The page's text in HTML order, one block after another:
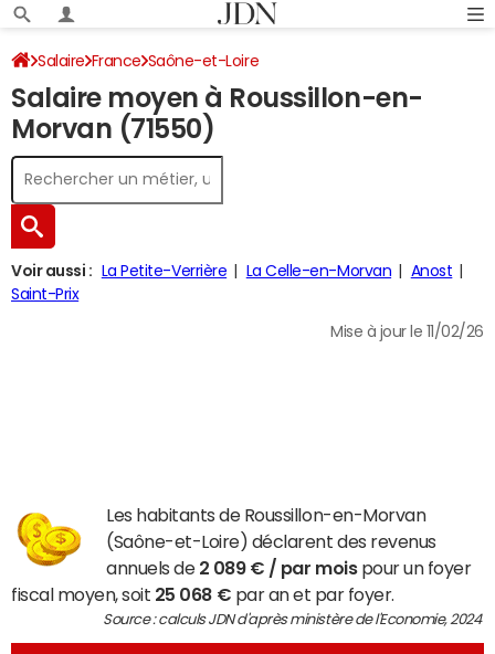
Salaire France Saône-et-Loire
Salaire moyen à Roussillon-en-
Morvan (71550)
Voir aussi : La Petite-Verrière La Celle-en-Morvan
Anost
Saint-Prix
Mise à jour le 11/02/26
Les habitants de Roussillon-en-Morvan
(Saône-et-Loire) déclarent des revenus
annuels de 2 089 € / par moispour un foyer
fiscal moyen, soit 25 068 € par an et par foyer.
Source : calculs JDN d'après ministère de l'Economie, 2024